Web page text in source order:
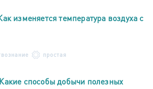
изменяется температура воздуха с
простая
способы добычи полезных